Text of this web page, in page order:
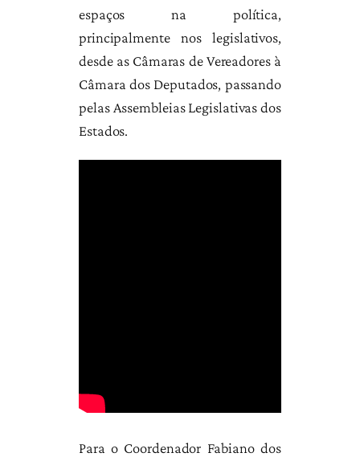
espaços na política,
principalmente nos legislativos,
desde as Câmaras de Vereadores à
Câmara dos Deputados, passando
pelas Assembleias Legislativas dos
Estados.
Para o Coordenador Fabiano dos